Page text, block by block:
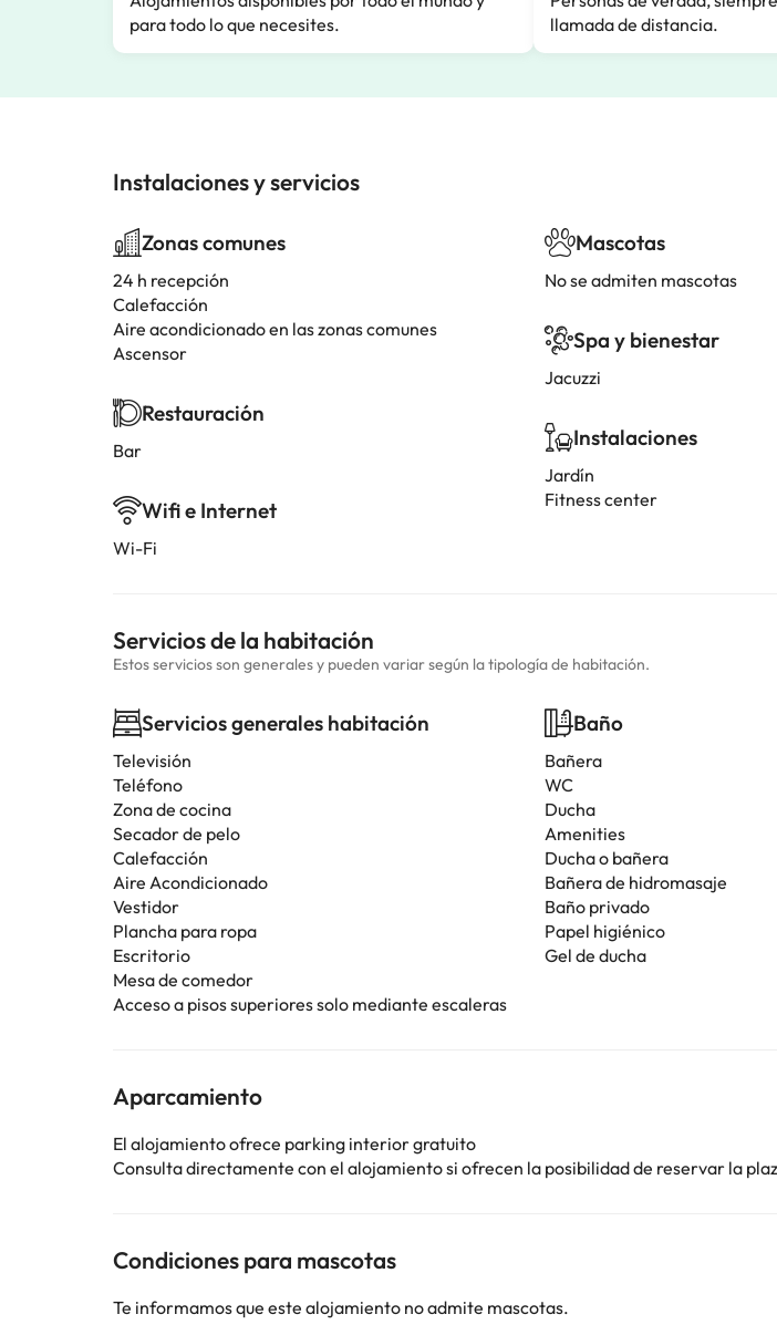
para todo lo que necesites.
llamada de distancia.
Instalaciones y servicios
Zonas comunes
24 h recepción
Calefacción
Aire acondicionado en las zonas comunes
Ascensor
Restauración
Bar
Wifi e Internet
Wi-Fi
Mascotas
No se admiten mascotas
Spa y bienestar
Jacuzzi
Instalaciones
Jardín
Fitness center
Servicios de la habitación
Estos servicios son generales y pueden variar según la tipología de habitación.
Servicios generales habitación
Televisión
Teléfono
Zona de cocina
Secador de pelo
Calefacción
Aire Acondicionado
Vestidor
Plancha para ropa
Escritorio
Mesa de comedor
Acceso a pisos superiores solo mediante escaleras
Baño
Bañera
WC
Ducha
Amenities
Ducha o bañera
Bañera de hidromasaje
Baño privado
Papel higiénico
Gel de ducha
Aparcamiento
El alojamiento ofrece parking interior gratuito
Consulta directamente con el alojamiento si ofrecen la posibilidad de reservar la
Condiciones para mascotas
Te informamos que este alojamiento no admite mascotas.